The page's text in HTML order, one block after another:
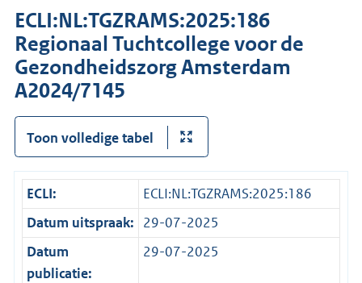
ECLI:NL:TGZRAMS:2025:186
Regionaal Tuchtcollege voor de
Gezondheidszorg Amsterdam
A2024/7145
Toon volledige tabel
ECLI:
ECLI:NL:TGZRAMS:2025:186
Datum uitspraak: 29-07-2025
Datum
publicatie:
29-07-2025